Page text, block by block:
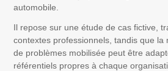
automobile.
Il repose sur une étude de cas fictive,
contextes professionnels, tandis que la
de problèmes mobilisée peut être
référentiels propres à chaque